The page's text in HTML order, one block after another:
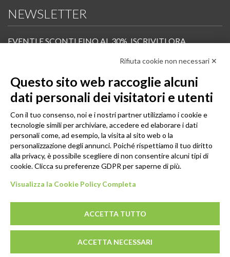
NEWSLETTER
EVENTI E SCONTI FINO AL 30%. ISCRIVITI ORA.
Scopri in anteprima i nuovi prodotti, le promozioni riservate ai professionisti e resta
Iscrivi alla Newsletter
SEGUICI
Susegana (TV)
Rifiuta cookie non necessari ✕
Questo sito web raccoglie alcuni
dati personali dei visitatori e utenti
Con il tuo consenso, noi e i nostri partner utilizziamo i cookie e
tecnologie simili per archiviare, accedere ed elaborare i dati
personali come, ad esempio, la visita al sito web o la
personalizzazione degli annunci. Poiché rispettiamo il tuo diritto
alla privacy, è possibile scegliere di non consentire alcuni tipi di
cookie. Clicca su preferenze GDPR per saperne di più.
Visualizza la Cookie Policy Completa
ACCETTA TUTTO
ACCETTA NECESSARI